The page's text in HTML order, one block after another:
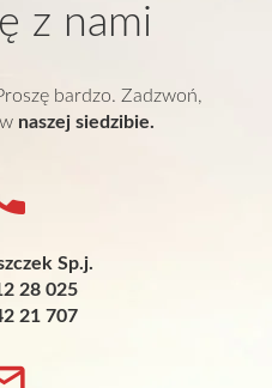
z nami
bardzo. Zadzwoń,
naszej siedzibie.
Sp.j.
28 025
21 707